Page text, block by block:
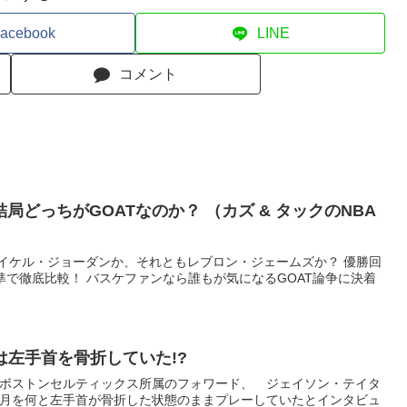
LINE
コメント
なのか？ （カズ & タックのNBA
ケル・ジョーダンか、それともレブロン・ジェームズか？ 優勝回
徹底比較！ バスケファンなら誰もが気になるGOAT論争に決着
左手首を骨折していた!?
ストンセルティックス所属のフォワード、 ジェイソン・テイタ
を何と左手首が骨折した状態のままプレーしていたとインタビュ